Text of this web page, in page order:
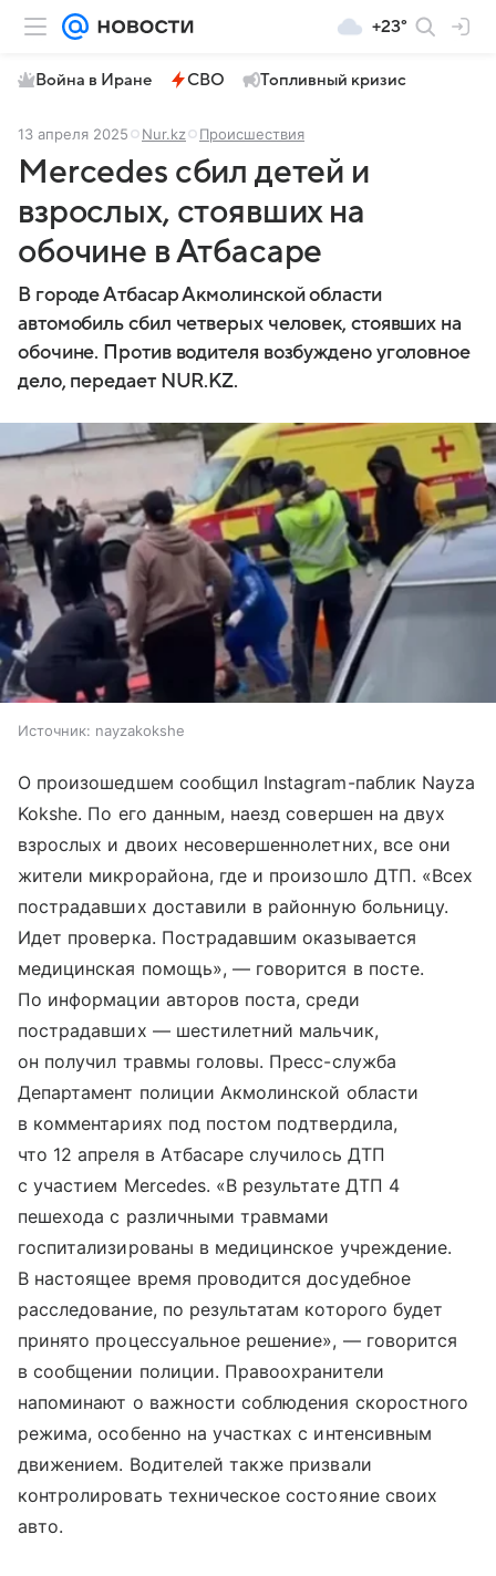
+23°
Война в Иране СВО Топливный кризис
13 апреля 2025 Nur.kz Происшествия
Mercedes сбил детей и
взрослых, стоявших на
обочине в Атбасаре
В городе Атбасар Акмолинской области
автомобиль сбил четверых человек, стоявших на
обочине. Против водителя возбуждено уголовное
дело, передает NUR.KZ.
Источник: nayzakokshe
О произошедшем сообщил Instagram-паблик Nayza
Kokshe. По его данным, наезд совершен на двух
взрослых и двоих несовершеннолетних, все они
жители микрорайона, где и произошло ДТП. «Всех
пострадавших доставили в районную больницу.
Идет проверка. Пострадавшим оказывается
медицинская помощь», — говорится в посте.
По информации авторов поста, среди
пострадавших — шестилетний мальчик,
он получил травмы головы. Пресс-служба
Департамент полиции Акмолинской области
в комментариях под постом подтвердила,
что 12 апреля в Атбасаре случилось ДТП
с участием Mercedes. «В результате ДТП 4
пешехода с различными травмами
госпитализированы в медицинское учреждение.
В настоящее время проводится досудебное
расследование, по результатам которого будет
принято процессуальное решение», — говорится
в сообщении полиции. Правоохранители
напоминают о важности соблюдения скоростного
режима, особенно на участках с интенсивным
движением. Водителей также призвали
контролировать техническое состояние своих
авто.